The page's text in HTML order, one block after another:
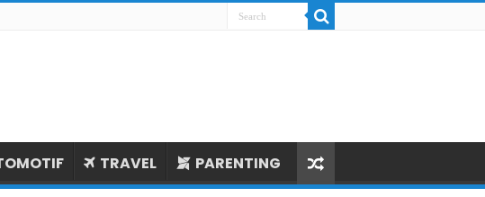
TRAVEL PARENTING